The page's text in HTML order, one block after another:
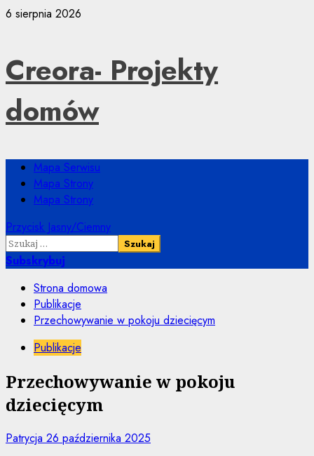
Przejdź
6 sierpnia 2026
Creora- Projekty
domów
Menu
główne
Mapa Serwisu
Mapa Strony
Mapa Strony
Przycisk Jasny/Ciemny
Szukaj:
Subskrybuj
Strona domowa
Publikacje
Przechowywanie w pokoju dziecięcym
Publikacje
Przechowywanie w pokoju
dziecięcym
Patrycja 26 października 2025